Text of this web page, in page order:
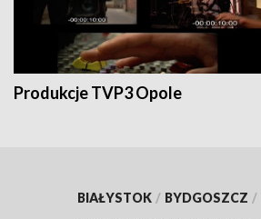
Produkcje TVP3 Opole
BIAŁYSTOK / BYDGOSZCZ /